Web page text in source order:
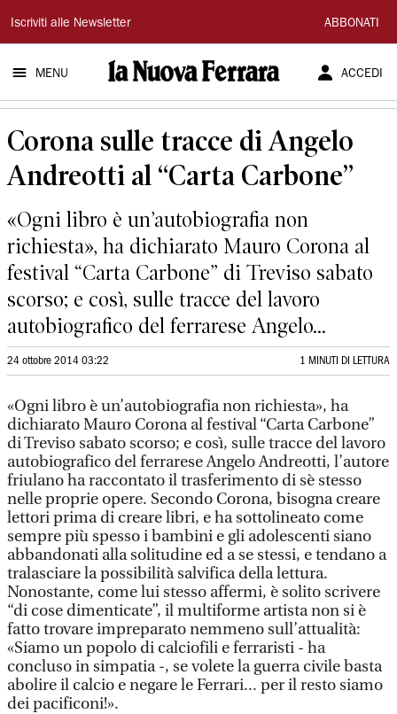
La
Nuova
Ferrara
Iscriviti alle Newsletter ABBONATI
MENU ACCEDI
Corona sulle tracce di Angelo
Andreotti al “Carta Carbone”
«Ogni libro è un’autobiografia non
richiesta», ha dichiarato Mauro Corona al
festival “Carta Carbone” di Treviso sabato
scorso; e così, sulle tracce del lavoro
autobiografico del ferrarese Angelo...
24 ottobre 2014 03:22 1 MINUTI DI LETTURA
«Ogni libro è un’autobiografia non richiesta», ha
dichiarato Mauro Corona al festival “Carta Carbone”
di Treviso sabato scorso; e così, sulle tracce del lavoro
autobiografico del ferrarese Angelo Andreotti, l’autore
friulano ha raccontato il trasferimento di sè stesso
nelle proprie opere. Secondo Corona, bisogna creare
lettori prima di creare libri, e ha sottolineato come
sempre più spesso i bambini e gli adolescenti siano
abbandonati alla solitudine ed a se stessi, e tendano a
tralasciare la possibilità salvifica della lettura.
Nonostante, come lui stesso affermi, è solito scrivere
“di cose dimenticate”, il multiforme artista non si è
fatto trovare impreparato nemmeno sull’attualità:
«Siamo un popolo di calciofili e ferraristi - ha
concluso in simpatia -, se volete la guerra civile basta
abolire il calcio e negare le Ferrari... per il resto siamo
dei pacificoni!».